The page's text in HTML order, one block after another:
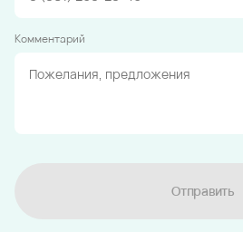
Комментарий
Отправить